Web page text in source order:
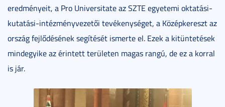
eredményeit, a Pro Universitate az SZTE egyetemi oktatási-
kutatási-intézményvezetői tevékenységet, a Középkereszt az
ország fejlődésének segítését ismerte el. Ezek a kitüntetések
mindegyike az érintett területen magas rangú, de ez a korral
is jár.